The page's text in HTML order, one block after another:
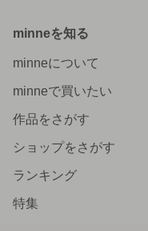
minneを知る
minneについて
minneで買いたい
作品をさがす
ショップをさがす
ランキング
特集